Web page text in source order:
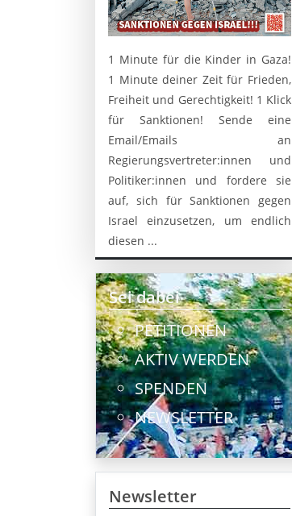
1 Minute für die Kinder in Gaza!
1 Minute deiner Zeit für Frieden,
Freiheit und Gerechtigkeit! 1 Klick
für Sanktionen! Sende eine
Email/Emails an
Regierungsvertreter:innen und
Politiker:innen und fordere sie
auf, sich für Sanktionen gegen
Israel einzusetzen, um endlich
diesen ...
Sei dabei
PETITIONEN
AKTIV WERDEN
SPENDEN
NEWSLETTER
Newsletter